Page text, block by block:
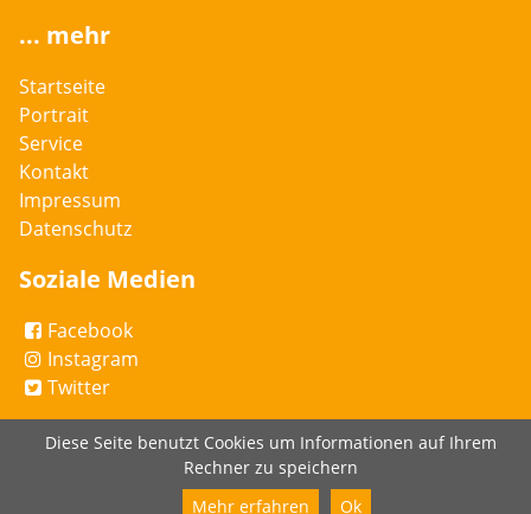
... mehr
Startseite
Portrait
Service
Kontakt
Impressum
Datenschutz
Soziale Medien
Facebook
Instagram
Twitter
Diese Seite benutzt Cookies um Informationen auf Ihrem
Rechner zu speichern
Mehr erfahren
Ok